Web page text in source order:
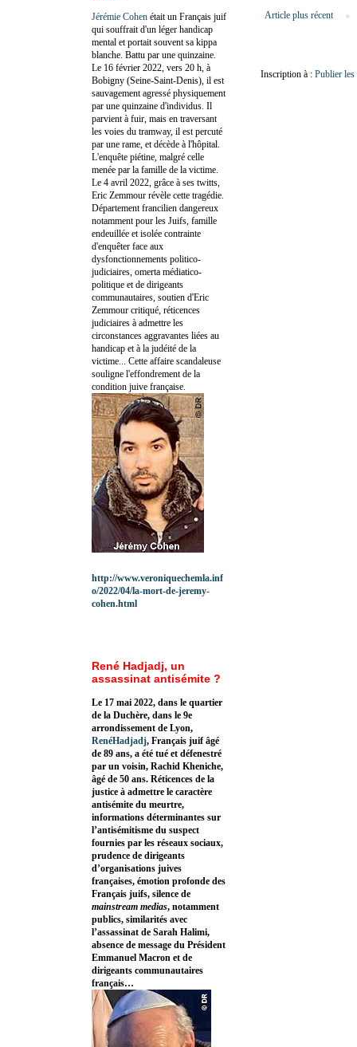
Article plus récent
Inscription à : Publier
Jérémie Cohen était un Français juif
qui souffrait d'un léger handicap
mental et portait souvent sa kippa
blanche. Battu par une quinzaine.
Le 16 février 2022, vers 20 h, à
Bobigny (Seine-Saint-Denis), il est
sauvagement agressé physiquement
par une quinzaine d'individus. Il
parvient à fuir, mais en traversant
les voies du tramway, il est percuté
par une rame, et décède à l'hôpital.
L'enquête piétine, malgré celle
menée par la famille de la victime.
Le 4 avril 2022, grâce à ses twitts,
Eric Zemmour révèle cette tragédie.
Département francilien dangereux
notamment pour les Juifs, famille
endeuillée et isolée contrainte
d'enquêter face aux
dysfonctionnements politico-
judiciaires, omerta médiatico-
politique et de dirigeants
communautaires, soutien d'Eric
Zemmour critiqué, réticences
judiciaires à admettre les
circonstances aggravantes liées au
handicap et à la judéité de la
victime... Cette affaire scandaleuse
souligne l'effondrement de la
condition juive française.
http://www.veroniquechemla.inf
o/2022/04/la-mort-de-jeremy-
cohen.html
René Hadjadj, un
assassinat antisémite ?
Le 17 mai 2022, dans le quartier
de la Duchère, dans le 9e
arrondissement de Lyon,
RenéHadjadj, Français juif âgé
de 89 ans, a été tué et défenestré
par un voisin, Rachid Kheniche,
âgé de 50 ans. Réticences de la
justice à admettre le caractère
antisémite du meurtre,
informations déterminantes sur
l’antisémitisme du suspect
fournies par les réseaux sociaux,
prudence de dirigeants
d’organisations juives
françaises, émotion profonde des
Français juifs, silence de
mainstream medias, notamment
publics, similarités avec
l’assassinat de Sarah Halimi,
absence de message du Président
Emmanuel Macron et de
dirigeants communautaires
français…